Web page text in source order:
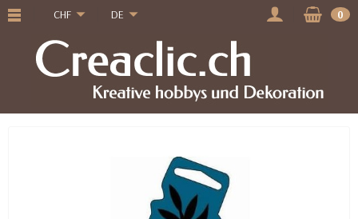
CHF DE 0